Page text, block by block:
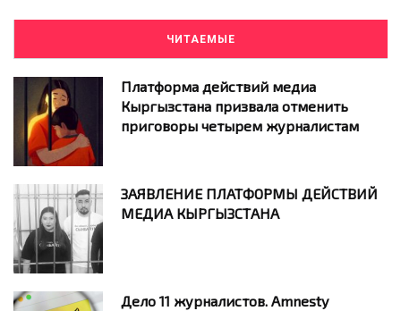
ЧИТАЕМЫЕ
Платформа действий медиа
Кыргызстана призвала отменить
приговоры четырем журналистам
ЗАЯВЛЕНИЕ ПЛАТФОРМЫ ДЕЙСТВИЙ
МЕДИА КЫРГЫЗСТАНА
Дело 11 журналистов. Amnesty